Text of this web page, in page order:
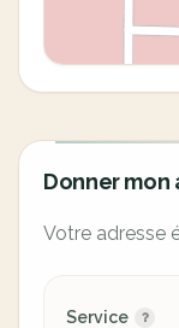
Donner mon
Votre adresse
Service